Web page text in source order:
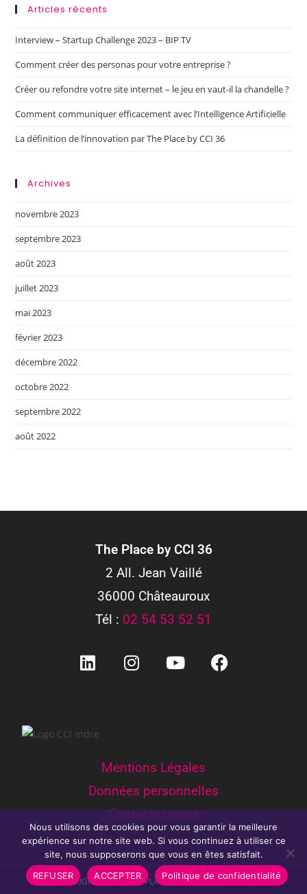
Articles récents
Interview – Startup Challenge 2023 – BIP TV
Comment créer des personas pour votre entreprise ?
Créer ou refondre votre site internet – le jeu en vaut-il la chandelle ?
Comment communiquer efficacement avec l’Intelligence Artificielle
La définition de l’innovation par The Place by CCI 36
Archives
novembre 2023
septembre 2023
août 2023
juillet 2023
mai 2023
février 2023
décembre 2022
octobre 2022
septembre 2022
août 2022
The Place by CCI 36
2 All. Jean Vaillé
36000 Châteauroux
Tél : 02 54 53 52 51
Mentions Légales
Données personnelles
Contactez-nous
COPYRIGHT 2026 - THE PLACE BY CCI 36 - CCI INDRE
Nous utilisons des cookies pour vous garantir la meilleure
expérience sur notre site web. Si vous continuez à utiliser ce
site, nous supposerons que vous en êtes satisfait.
REFUSER
ACCEPTER Politique de confidentialité